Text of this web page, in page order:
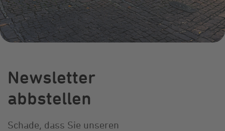
Newsletter
abbstellen
Schade, dass Sie unseren